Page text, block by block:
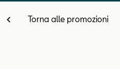
Torna alle promozioni